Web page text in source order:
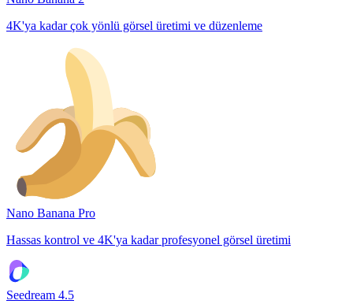
4K'ya kadar çok yönlü görsel üretimi ve düzenleme
Nano Banana Pro
Hassas kontrol ve 4K'ya kadar profesyonel görsel üretimi
Seedream 4.5